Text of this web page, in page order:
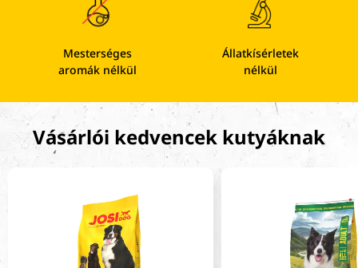
Mesterséges
aromák nélkül
Állatkísérletek
nélkül
Vásárlói kedvencek kutyáknak